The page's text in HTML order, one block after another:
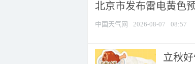
北京市发布雷电黄色
中国天气网 2026-08-07 08:57
立秋